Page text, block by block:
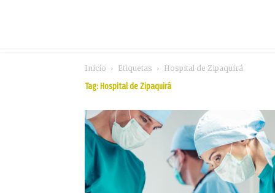
Inicio Etiquetas Hospital de Zipaquirá
Tag: Hospital de Zipaquirá